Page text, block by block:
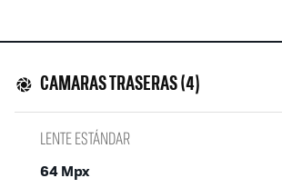
CAMARAS TRASERAS (4)
LENTE ESTÁNDAR
64 Mpx